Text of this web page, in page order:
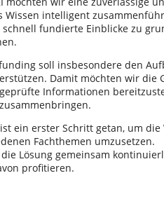
intelligent
fundierte Einblicke zu
soll insbesondere den
Damit möchten wir die
Informationen
ein erster Schritt getan, um
Fachthemen umzusetzen.
Lösung gemeinsam
profitieren.